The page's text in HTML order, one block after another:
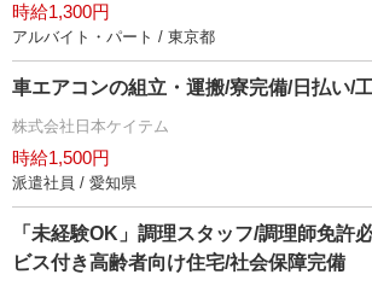
時給1,300円
アルバイト・パート / 東京都
車エアコンの組立・運搬/寮完備/日払い/
株式会社日本ケイテム
時給1,500円
派遣社員 / 愛知県
「未経験OK」調理スタッフ/調理師免許
ビス付き高齢者向け住宅/社会保障完備